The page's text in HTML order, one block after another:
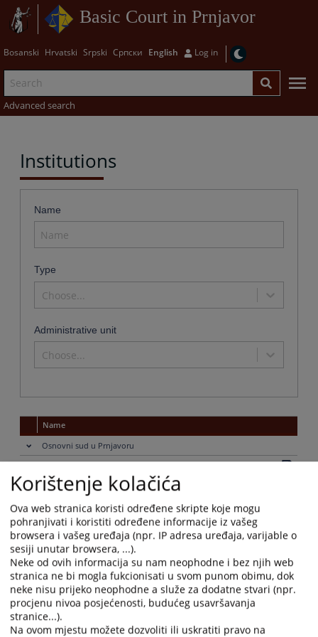
Basic Court in Prnjavor
Bosanski Hrvatski Srpski Српски English Log in
Advanced search
Institutions
Name
Type
Choose...
Administrative unit
Choose...
Name
Osnovni sud u Prnjavoru
Address:
Beogradska 6, 78430 Prnjavor
+387 51 660 851
Adresa elektronske pošte:
ossud-prnjavor@pravosudje.ba
Web stranica:
https://ossud-prnjavor.pravosudje.ba/
Working hours:
08:00-16:00
Predsjednik:
Milan Sabljić
Obavijesti o stanju predmeta:
Putem Jedinstvenog pristupnog koda
koje se
Uvjerenje da se ne vodi krivični postupak, uvjerenje da se ne
vodi prekršajni postupak, uvjerenje da se pred sudom vodi/ne
vodi odgovarajući postupak i sl. Da bi sud izdao odgovarajuće
Korištenje kolačića
Ova web stranica koristi određene skripte koje mogu
pohranjivati i koristiti određene informacije iz vašeg
browsera i vašeg uređaja (npr. IP adresa uređaja, varijable o
sesiji unutar browsera, ...).
Neke od ovih informacija su nam neophodne i bez njih web
stranica ne bi mogla fukcionisati u svom punom obimu, dok
neke nisu prijeko neophodne a služe za dodatne stvari (npr.
procjenu nivoa posjećenosti, budućeg usavršavanja
stranice...).
Na ovom mjestu možete dozvoliti ili uskratiti pravo na